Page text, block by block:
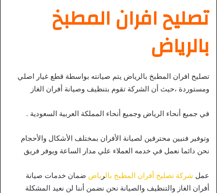
تصليح افران المطبخ
بالرياض
تصليح افران المطبخ بالرياض يتم صيانته بواسطة قطع غيار اصلي
ومستوردة ،حيث أن الشركة تقوم بتنظيف وصيانة أفران الغاز
في جميع أنحاء الرياض وجميع أنحاء المملكة العربية السعودية .
وتوفير فنيين محترفين لصيانة الأفران بمختلف الأشكال والأحجام
نحن دائما نعمل في خدمه العملاء علي مدار الساعة ويوفر فريق
عمل شركة تصليح أفران المطبخ بالر ياض ضمان خدمات صيانة
أفران الغاز والتنظيف والصيانة نحن نضمن أننا لن نعيد المشكلة